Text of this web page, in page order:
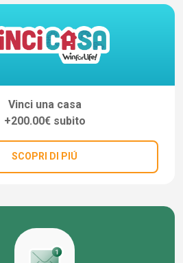
Vinci una casa
+200.00€ subito
SCOPRI DI PIÚ